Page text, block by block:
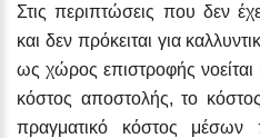
Στις περιπτώσεις που δεν
και δεν πρόκειται για
ως χώρος επιστροφής νοείται
κόστος αποστολής, το
πραγματικό κόστος μέσων